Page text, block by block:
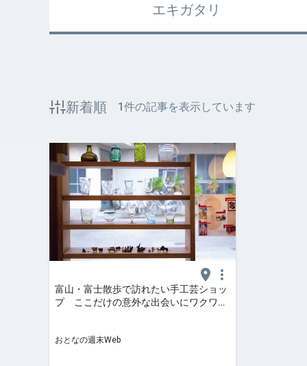
エキガタリ
新着順 1件の記事を表示しています
富山・富士散歩で訪れたい手工芸ショッ
プ ここだけの意外な出会いにワクワク
おとなの週末Web